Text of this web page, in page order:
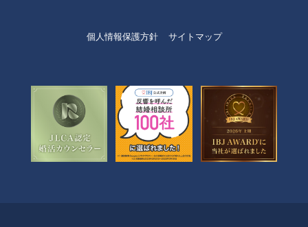
個人情報保護方針 サイトマップ